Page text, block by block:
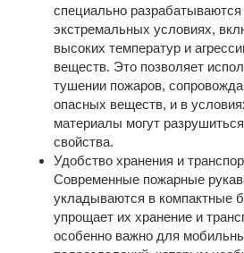
специально
экстремальных условиях,
высоких температур и
веществ. Это позволяет
тушении пожаров,
опасных веществ, и в
материалы могут
свойства.
Удобство хранения и
Современные пожарные
укладываются в компактные
упрощает их хранение и
особенно важно для